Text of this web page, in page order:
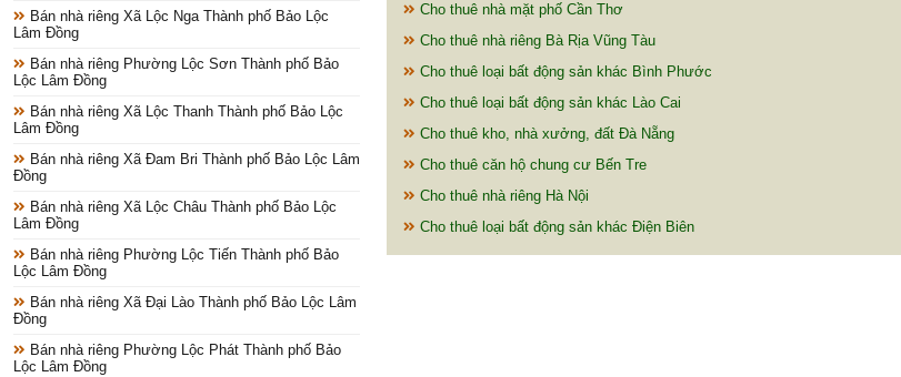
Bán nhà riêng Xã Lộc Nga Thành phố Bảo Lộc
Lâm Đồng
Bán nhà riêng Phường Lộc Sơn Thành phố Bảo
Lộc Lâm Đồng
Bán nhà riêng Xã Lộc Thanh Thành phố Bảo Lộc
Lâm Đồng
Bán nhà riêng Xã Đam Bri Thành phố Bảo Lộc Lâm
Đồng
Bán nhà riêng Xã Lộc Châu Thành phố Bảo Lộc
Lâm Đồng
Bán nhà riêng Phường Lộc Tiến Thành phố Bảo
Lộc Lâm Đồng
Bán nhà riêng Xã Đại Lào Thành phố Bảo Lộc Lâm
Đồng
Bán nhà riêng Phường Lộc Phát Thành phố Bảo
Lộc Lâm Đồng
Cho thuê nhà mặt phố Cần Thơ
Cho thuê nhà riêng Bà Rịa Vũng Tàu
Cho thuê loại bất động sản khác Bình Phước
Cho thuê loại bất động sản khác Lào Cai
Cho thuê kho, nhà xưởng, đất Đà Nẵng
Cho thuê căn hộ chung cư Bến Tre
Cho thuê nhà riêng Hà Nội
Cho thuê loại bất động sản khác Điện Biên